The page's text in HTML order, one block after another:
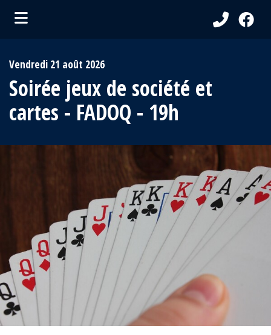
(Visiteurs )
(Loisirs et culture )
Vendredi 21 août 2026
Soirée jeux de société et
cartes - FADOQ - 19h